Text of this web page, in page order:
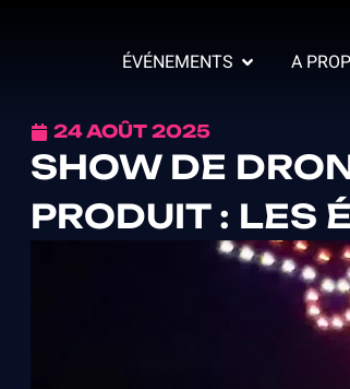
ÉVÉNEMENTS A
24 AOÛT 2025
SHOW DE
PRODUIT : LES